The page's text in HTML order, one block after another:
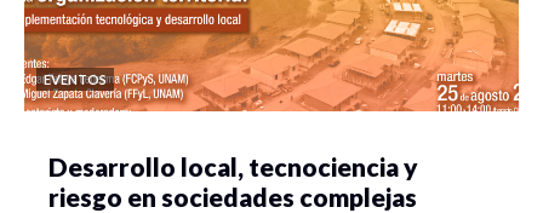
EVENTOS
Desarrollo local, tecnociencia y
riesgo en sociedades complejas